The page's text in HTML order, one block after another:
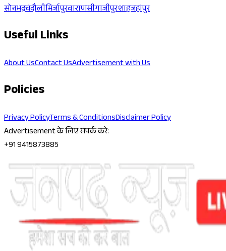
सोनभद्रचंदौलीमिर्जापुरवाराणसीगाजीपुरशाहजहांपुर
Useful Links
About UsContact UsAdvertisement with Us
Policies
Privacy PolicyTerms & ConditionsDisclaimer Policy
Advertisement के लिए संपर्क करे:
+91 9415873885